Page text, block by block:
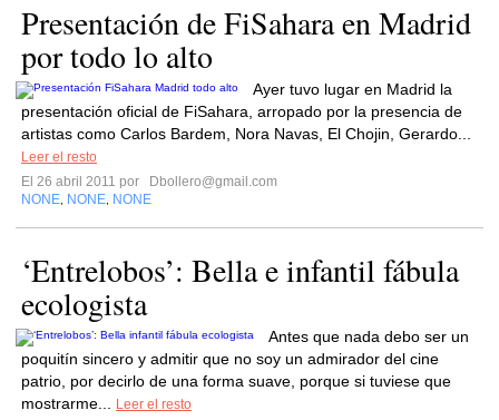
Presentación de FiSahara en Madrid
por todo lo alto
Ayer tuvo lugar en Madrid la
presentación oficial de FiSahara, arropado por la presencia de
artistas como Carlos Bardem, Nora Navas, El Chojin, Gerardo...
Leer el resto
El 26 abril 2011 por
Dbollero@gmail.com
NONE NONE NONE
‘Entrelobos’: Bella e infantil fábula
ecologista
Antes que nada debo ser un
poquitín sincero y admitir que no soy un admirador del cine
patrio, por decirlo de una forma suave, porque si tuviese que
mostrarme...
Leer el resto